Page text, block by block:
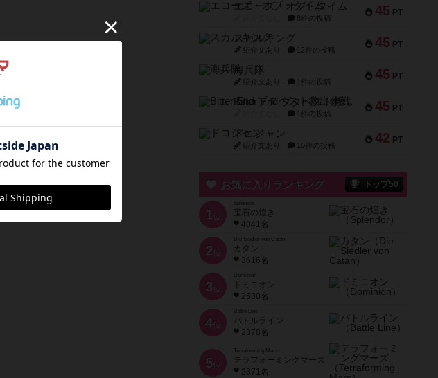
45 PT
エコーズ・オブ・タイム
8件の投稿
45 PT
スカルキング
紹介文あり 12件の投稿
45 PT
海兵隊
紹介文あり 1件の投稿
45 PT
Bitter End ブタペスト救出作戦
1件の投稿
42 PT
ドコジャン
紹介文あり 10件の投稿
お気に入りランキング トップ50
1 位
宝石の煌き
4041名
2 位
Die Siedler von Catan
カタン
3616名
3 位
ドミニオン
2530名
4位
Battle Line
バトルライン
2378名
5 位
Terraforming Mars
テラフォーミングマーズ
2371名